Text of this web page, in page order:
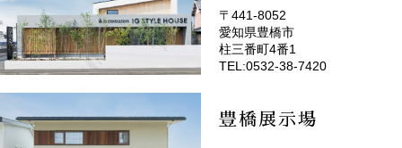
(EMOTOP豊橋)
〒441-8052
愛知県豊橋市
柱三番町4番1
TEL:0532-38-7420
豊橋展示場